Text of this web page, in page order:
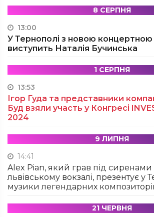
8 СЕРПНЯ
13:00
У Тернополі з новою
виступить Наталія Бучинська
1 СЕРПНЯ
13:53
Ігор Гуда та представники
Буд взяли участь у Конгресі
2024
9 ЛИПНЯ
14:41
Alex Pian, який грав під сиренами
львівському вокзалі, презентує у
музики легендарних
21 ЧЕРВНЯ